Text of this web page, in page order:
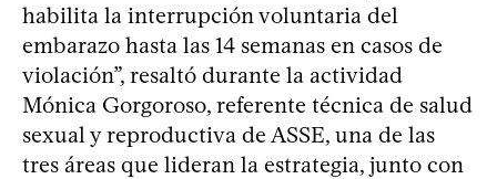
habilita la interrupción voluntaria del
embarazo hasta las 14 semanas en casos de
violación”, resaltó durante la actividad
Mónica Gorgoroso, referente técnica de salud
sexual y reproductiva de ASSE, una de las
tres áreas que lideran la estrategia, junto con